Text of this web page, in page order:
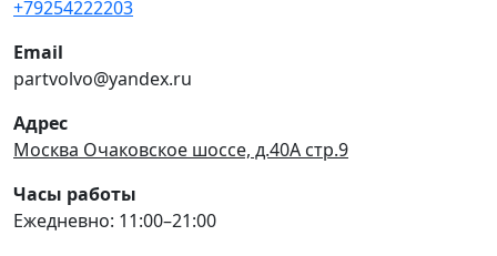
+79254222203
Email
partvolvo@yandex.ru
Адрес
Москва Очаковское шоссе, д.40А стр.9
Часы работы
Ежедневно: 11:00–21:00